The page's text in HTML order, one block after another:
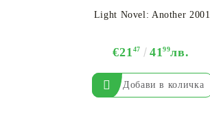
Light Novel: Another 2001
€2147 4199лв.